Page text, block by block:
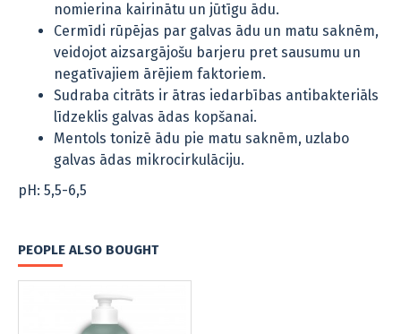
nomierina kairinātu un jūtīgu ādu.
Cermīdi rūpējas par galvas ādu un matu saknēm,
veidojot aizsargājošu barjeru pret sausumu un
negatīvajiem ārējiem faktoriem.
Sudraba citrāts ir ātras iedarbības antibakteriāls
līdzeklis galvas ādas kopšanai.
Mentols tonizē ādu pie matu saknēm, uzlabo
galvas ādas mikrocirkulāciju.
pH: 5,5-6,5
PEOPLE ALSO BOUGHT